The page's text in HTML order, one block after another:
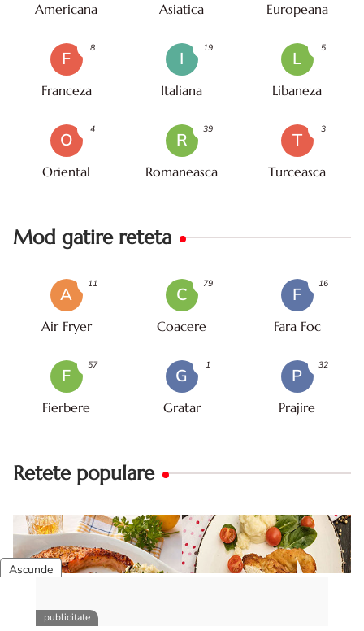
Americana Asiatica Europeana
F
Franceza
8
I
Italiana
19
L
Libaneza
5
O
Oriental
4
R
Romaneasca
39
T
Turceasca
3
Mod gatire reteta
A
Air Fryer
11
C
Coacere
79
F
Fara Foc
16
F
Fierbere
57
G
Gratar
1
P
Prajire
32
Retete populare